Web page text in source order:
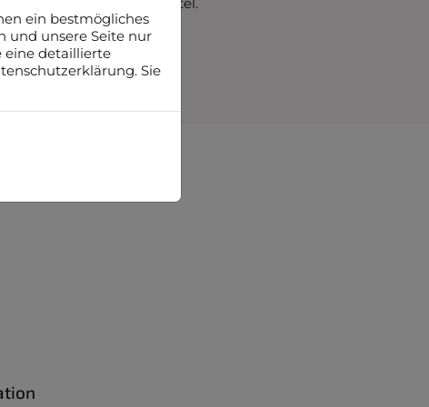
ein bestmögliches
und unsere Seite nur
eine detaillierte
Sie